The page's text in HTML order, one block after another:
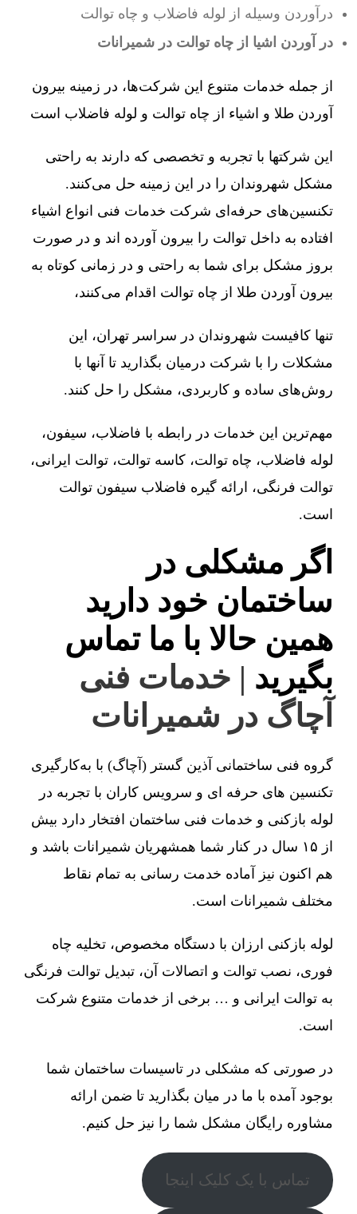
درآوردن وسیله از لوله فاضلاب و چاه توالت
در آوردن اشیا از چاه توالت در شمیرانات
از جمله خدمات متنوع این شرکت‌ها، در زمینه بیرون
آوردن طلا و اشیاء از چاه توالت و لوله فاضلاب است
این شرکتها با تجربه و تخصصی که دارند به راحتی
مشکل شهروندان را در این زمینه حل می‌کنند.
تکنسین‌های حرفه‌ای شرکت خدمات فنی انواع اشیاء
افتاده به داخل توالت را بیرون آورده اند و در صورت
بروز مشکل برای شما به راحتی و در زمانی کوتاه به
بیرون آوردن طلا از چاه توالت اقدام می‌کنند،
تنها کافیست شهروندان در سراسر تهران، این
مشکلات را با شرکت درمیان بگذارید تا آنها با
روش‌های ساده و کاربردی، مشکل را حل کنند.
مهم‌ترین این خدمات در رابطه با فاضلاب، سیفون،
لوله فاضلاب، چاه توالت، کاسه توالت، توالت ایرانی،
توالت فرنگی، ارائه گیره فاضلاب سیفون توالت
است.
اگر مشکلی در
ساختمان خود دارید
همین حالا با ما تماس
بگیرید | خدمات فنی
آچاگ در شمیرانات
گروه فنی ساختمانی آذین گستر (آچاگ) با به‌کارگیری
تکنسین های حرفه ای و سرویس کاران با تجربه در
لوله بازکنی و خدمات فنی ساختمان افتخار دارد بیش
از ۱۵ سال در کنار شما همشهریان شمیرانات باشد و
هم اکنون نیز آماده خدمت رسانی به تمام نقاط
مختلف شمیرانات است.
لوله بازکنی ارزان با دستگاه مخصوص، تخلیه چاه
فوری، نصب توالت و اتصالات آن، تبدیل توالت فرنگی
به توالت ایرانی و … برخی از خدمات متنوع شرکت
است.
در صورتی که مشکلی در تاسیسات ساختمان شما
بوجود آمده با ما در میان بگذارید تا ضمن ارائه
مشاوره رایگان مشکل شما را نیز حل کنیم.
تماس با یک کلیک اینجا